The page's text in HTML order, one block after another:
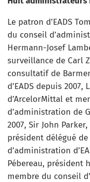
Le patron d’EADS
du conseil
Hermann-Josef
surveillance de Carl
consultatif de
d’EADS depuis 2007,
d’ArcelorMittal et
d’administration de
2007, Sir John
président délégué
d’administration
Pébereau, président
membre du conseil